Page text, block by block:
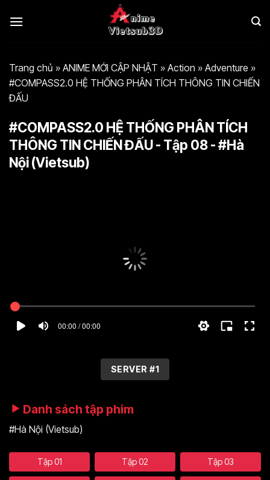
qua
Trang chủ » ANIME MỚI CẬP NHẬT » Action » Adventure »
#COMPASS2.0 HỆ THỐNG PHÂN TÍCH THÔNG TIN CHIẾN
ĐẤU
#COMPASS2.0 HỆ THỐNG PHÂN TÍCH
THÔNG TIN CHIẾN ĐẤU - Tập 08 - #Hà
Nội (Vietsub)
00:00 / 00:00
SERVER #1
Danh sách tập phim
#Hà Nội (Vietsub)
Tập 01 Tập 02 Tập 03